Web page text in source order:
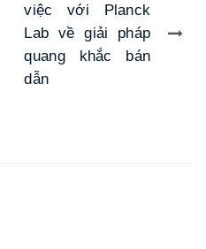
việc với Planck
Lab về giải pháp
quang khắc bán
dẫn